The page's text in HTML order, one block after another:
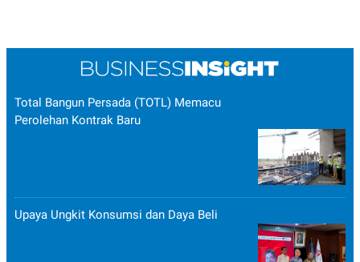
Total Bangun Persada (TOTL) Memacu
Perolehan Kontrak Baru
Upaya Ungkit Konsumsi dan Daya Beli